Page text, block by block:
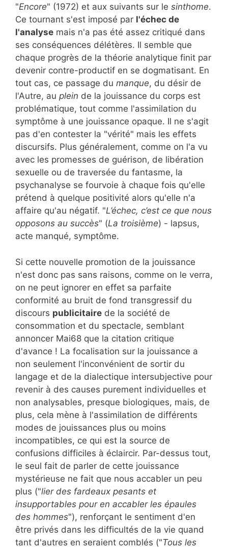
"Encore" (1972) et aux suivants sur le sinthome.
Ce tournant s'est imposé par l'échec de
l'analyse mais n'a pas été assez critiqué dans
ses conséquences délétères. Il semble que
chaque progrès de la théorie analytique finit par
devenir contre-productif en se dogmatisant. En
tout cas, ce passage du manque, du désir de
l'Autre, au plein de la jouissance du corps est
problématique, tout comme l'assimilation du
symptôme à une jouissance opaque. Il ne s'agit
pas d'en contester la "vérité" mais les effets
discursifs. Plus généralement, comme on l'a vu
avec les promesses de guérison, de libération
sexuelle ou de traversée du fantasme, la
psychanalyse se fourvoie à chaque fois qu'elle
prétend à quelque positivité alors qu'elle n'a
affaire qu'au négatif. "L’échec, c’est ce que nous
opposons au succès" (La troisième) - lapsus,
acte manqué, symptôme.
Si cette nouvelle promotion de la jouissance
n'est donc pas sans raisons, comme on le verra,
on ne peut ignorer en effet sa parfaite
conformité au bruit de fond transgressif du
discours publicitaire de la société de
consommation et du spectacle, semblant
annoncer Mai68 que la citation critique
d'avance ! La focalisation sur la jouissance a
non seulement l'inconvénient de sortir du
langage et de la dialectique intersubjective pour
revenir à des causes purement individuelles et
non analysables, presque biologiques, mais, de
plus, cela mène à l'assimilation de différents
modes de jouissances plus ou moins
incompatibles, ce qui est la source de
confusions difficiles à éclaircir. Par-dessus tout,
le seul fait de parler de cette jouissance
mystérieuse ne fait que nous accabler un peu
plus ("lier des fardeaux pesants et
insupportables pour en accabler les épaules
des hommes"), renforçant le sentiment d'en
être privés dans les difficultés de la vie quand
tant d'autres en seraient comblés ("Tous les